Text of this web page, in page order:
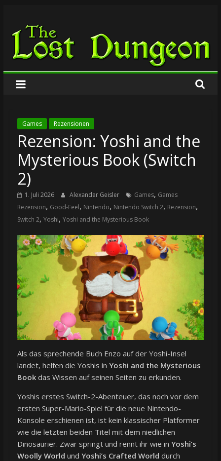
springen
The
Lost
Dungeon
Games Rezensionen
Rezension: Yoshi and the
Mysterious Book (Switch
2)
1. Juli 2026 Alexander Geisler Games, Games
Rezension, Good-Feel, Nintendo, Nintendo Switch 2, Rezension,
Switch 2, Yoshi, Yoshi and the Mysterious Book
Als das sprechende Buch Enzo auf der Yoshi-Insel
landet, helfen die Yoshis in Yoshi and the Mysterious
Bookdas Wissen auf seinen Seiten zu erkunden.
Yoshis erstes Switch-2-Abenteuer, das noch vor dem
ersten Super-Mario-Spiel für die neue Nintendo-
Konsole erschienen ist, ist kein klassischer Platformer
wie die letzten beiden Titel mit dem niedlichen
Dinosaurier. Zwar springt und rennt ihr wie in Yoshi’s
Woolly World und Yoshi’s Crafted World durch